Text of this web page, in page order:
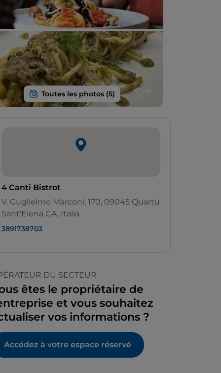
4 Canti Bistrot
V. Guglielmo Marconi, 170, 09045 Quartu
Sant'Elena CA, Italia
3891738703
DU SECTEUR
êtes le propriétaire de
et vous souhaitez
vos informations ?
Accédez à votre espace réservé